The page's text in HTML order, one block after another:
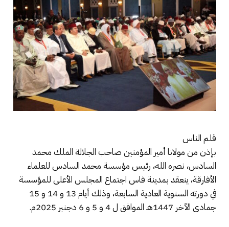
قلم الناس
بإذن من مولانا أمير المؤمنين صاحب الجلالة الملك محمد
السادس، نصره الله، رئيس مؤسسة محمد السادس للعلماء
الأفارقة، ينعقد بمدينة فاس اجتماع المجلس الأعلى للمؤسسة
في دورته السنوية العادية السابعة، وذلك أيام 13 و 14 و 15
جمادى الآخر 1447هـ الموافق ل 4 و 5 و 6 دجنبر 2025م.